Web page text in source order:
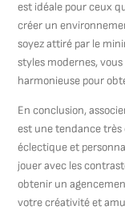
est idéale pour ceux
créer un
soyez attiré par le
styles modernes,
harmonieuse pour
En conclusion,
est une tendance
éclectique et
jouer avec les
obtenir un
votre créativité et